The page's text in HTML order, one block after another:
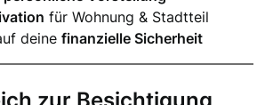
für Wohnung & Stadtteil
deinefinanzielle Sicherheit